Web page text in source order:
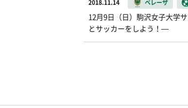
2018.11.14 ベレーザ
12月9日（日）駒沢女子大学
とサッカーをしよう！―